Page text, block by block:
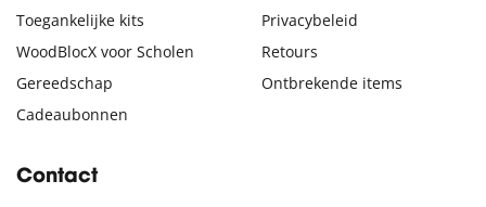
Toegankelijke kits
WoodBlocX voor Scholen
Gereedschap
Cadeaubonnen
Privacybeleid
Retours
Ontbrekende items
Contact